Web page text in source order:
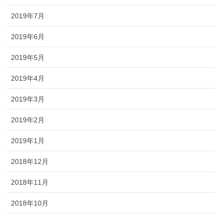
2019年7月
2019年6月
2019年5月
2019年4月
2019年3月
2019年2月
2019年1月
2018年12月
2018年11月
2018年10月